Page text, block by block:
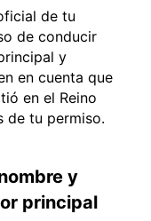
de tu
de conducir
y
en cuenta que
en el Reino
de tu permiso.
y
principal